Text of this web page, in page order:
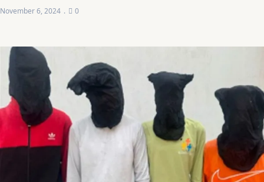
November 6, 2024 0